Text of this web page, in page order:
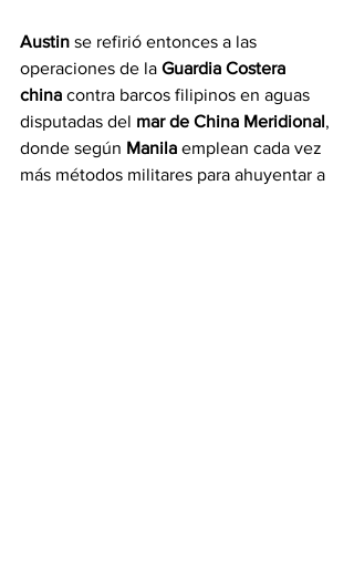
Austin se refirió entonces a las
operaciones de la Guardia Costera
china contra barcos filipinos en aguas
disputadas del mar de China Meridional,
donde según Manila emplean cada vez
más métodos militares para ahuyentar a